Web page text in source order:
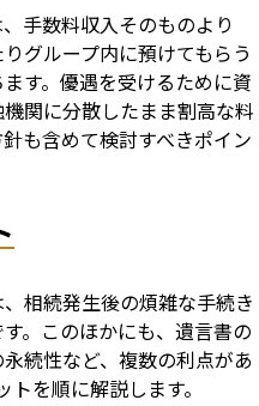
手数料収入そのものより
グループ内に預けてもらう
す。優遇を受けるために資
関に分散したまま割高な料
も含めて検討すべきポイン
相続発生後の煩雑な手続き
。このほかにも、遺言書の
続性など、複数の利点があ
を順に解説します。